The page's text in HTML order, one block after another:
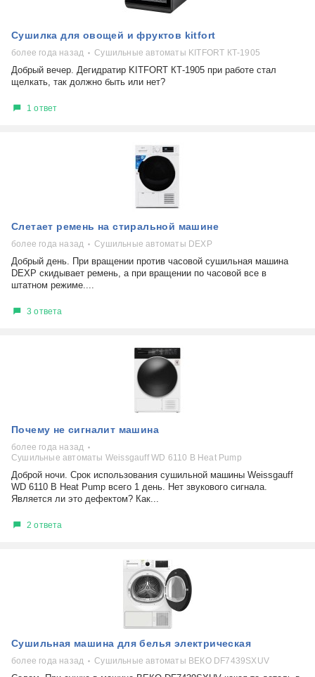
Сушилка для овощей и фруктов kitfort
более года назад Сушильные автоматы KITFORT КТ-1905
Добрый вечер. Дегидратир KITFORT КТ-1905 при работе стал
щелкать, так должно быть или нет?
1 ответ
Слетает ремень на стиральной машине
более года назад Сушильные автоматы DEXP
Добрый день. При вращении против часовой сушильная машина
DEXP скидывает ремень, а при вращении по часовой все в
штатном режиме....
3 ответа
Почему не сигналит машина
более года назад
Сушильные автоматы Weissgauff WD 6110 B Heat Pump
Доброй ночи. Срок использования сушильной машины Weissgauff
WD 6110 B Heat Pump всего 1 день. Нет звукового сигнала.
Является ли это дефектом? Как...
2 ответа
Сушильная машина для белья электрическая
более года назад Сушильные автоматы ВЕКО DF7439SXUV